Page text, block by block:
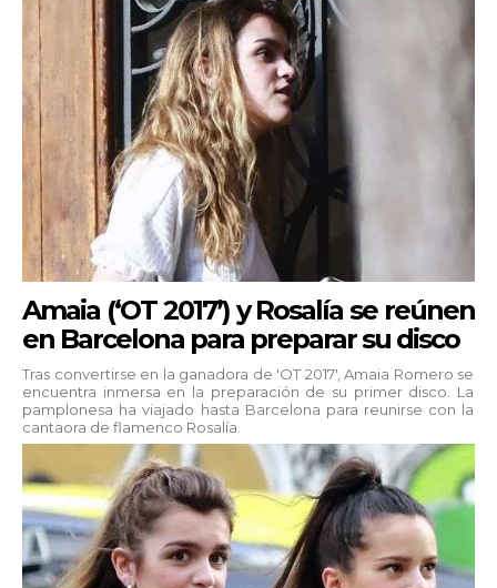
Amaia (‘OT 2017’) y Rosalía se reúnen
en Barcelona para preparar su disco
Tras convertirse en la ganadora de 'OT 2017', Amaia Romero se
encuentra inmersa en la preparación de su primer disco. La
pamplonesa ha viajado hasta Barcelona para reunirse con la
cantaora de flamenco Rosalía.